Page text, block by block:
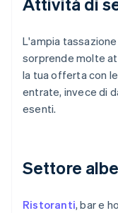
L'ampia
sorprende molte
la tua offerta con
entrate, invece di
esenti.
Settore
Ristoranti, bar e